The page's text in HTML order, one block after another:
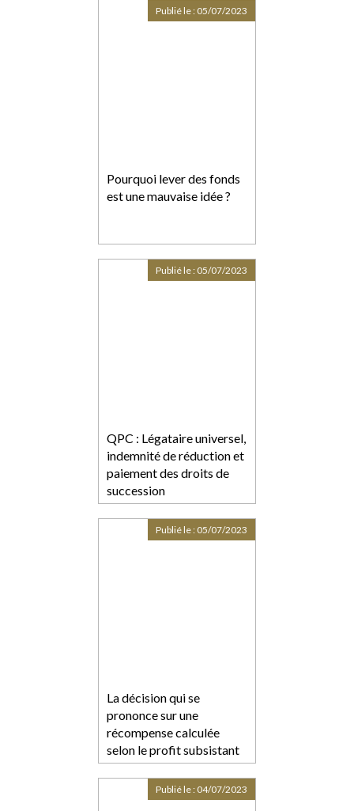
Pourquoi lever des fonds
est une mauvaise idée ?
Publié le : 05/07/2023
QPC : Légataire universel,
indemnité de réduction et
paiement des droits de
succession
Publié le : 05/07/2023
La décision qui se
prononce sur une
récompense calculée
selon le profit subsistant
sans fixer la date de
jouissance divise est
dépourvue de l’autorité de
Publié le : 05/07/2023
Publié le : 04/07/2023